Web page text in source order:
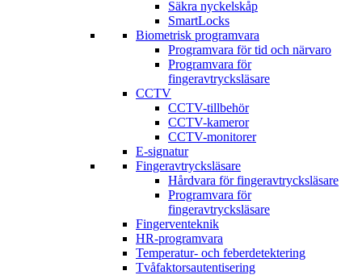
Säkra nyckelskåp
SmartLocks
Biometrisk programvara
Programvara för tid och närvaro
Programvara för
fingeravtrycksläsare
CCTV
CCTV-tillbehör
CCTV-kameror
CCTV-monitorer
E-signatur
Fingeravtrycksläsare
Hårdvara för fingeravtrycksläsare
Programvara för
fingeravtrycksläsare
Fingerventeknik
HR-programvara
Temperatur- och feberdetektering
Tvåfaktorsautentisering